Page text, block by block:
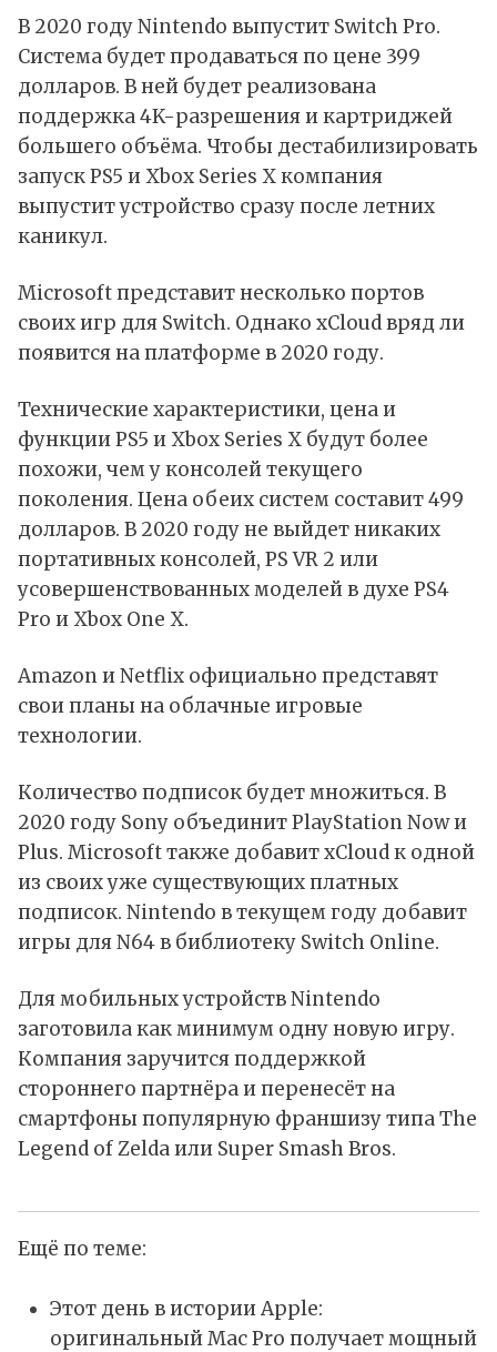
В 2020 году Nintendo выпустит Switch Pro.
Система будет продаваться по цене 399
долларов. В ней будет реализована
поддержка 4K-разрешения и картриджей
большего объёма. Чтобы дестабилизировать
запуск PS5 и Xbox Series X компания
выпустит устройство сразу после летних
каникул.
Microsoft представит несколько портов
своих игр для Switch. Однако xCloud вряд ли
появится на платформе в 2020 году.
Технические характеристики, цена и
функции PS5 и Xbox Series X будут более
похожи, чем у консолей текущего
поколения. Цена обеих систем составит 499
долларов. В 2020 году не выйдет никаких
портативных консолей, PS VR 2 или
усовершенствованных моделей в духе PS4
Pro и Xbox One X.
Amazon и Netflix официально представят
свои планы на облачные игровые
технологии.
Количество подписок будет множиться. В
2020 году Sony объединит PlayStation Now и
Plus. Microsoft также добавит xCloud к одной
из своих уже существующих платных
подписок. Nintendo в текущем году добавит
игры для N64 в библиотеку Switch Online.
Для мобильных устройств Nintendo
заготовила как минимум одну новую игру.
Компания заручится поддержкой
стороннего партнёра и перенесёт на
смартфоны популярную франшизу типа The
Legend of Zelda или Super Smash Bros.
Ещё по теме:
Этот день в истории Apple:
оригинальный Mac Pro получает мощный